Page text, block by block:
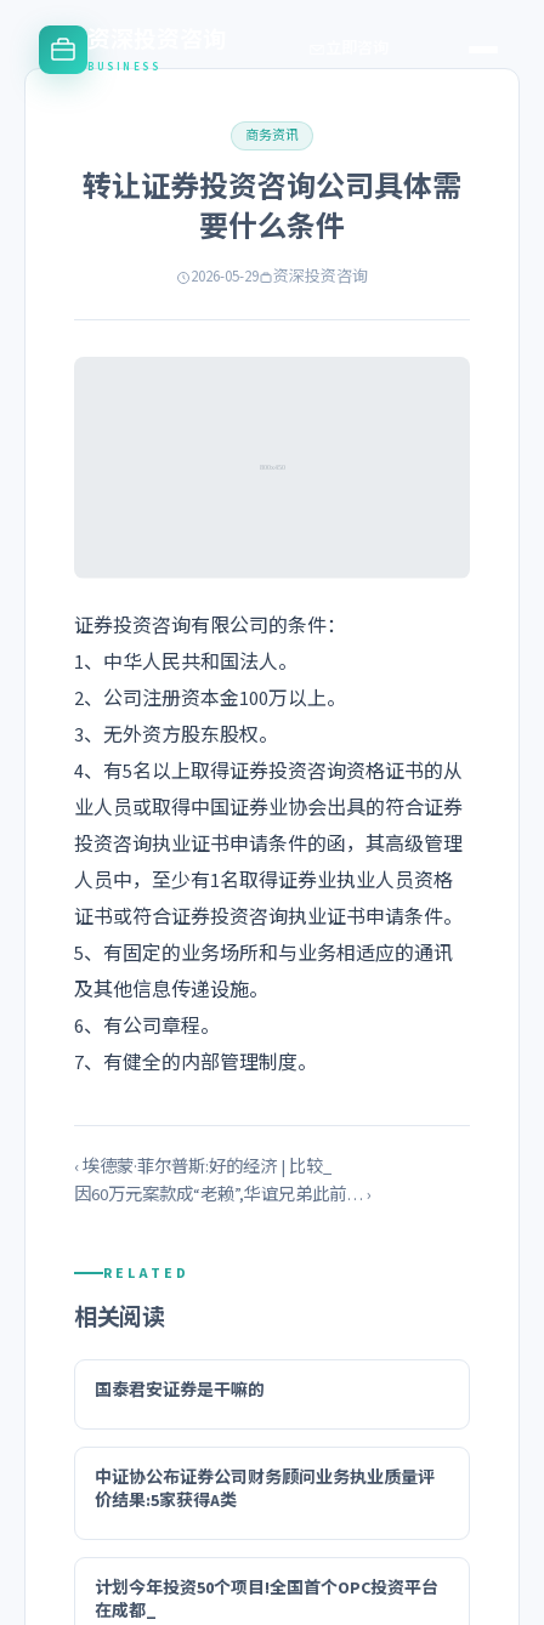
资深投资咨询
BUSINESS
商务资讯
转让证券投资咨询公司具体需
要什么条件
2026-05-29 资深投资咨询
证券投资咨询有限公司的条件：
1、中华人民共和国法人。
2、公司注册资本金100万以上。
3、无外资方股东股权。
4、有5名以上取得证券投资咨询资格证书的从
业人员或取得中国证券业协会出具的符合证券
投资咨询执业证书申请条件的函，其高级管理
人员中，至少有1名取得证券业执业人员资格
证书或符合证券投资咨询执业证书申请条件。
5、有固定的业务场所和与业务相适应的通讯
及其他信息传递设施。
6、有公司章程。
7、有健全的内部管理制度。
‹ 埃德蒙·菲尔普斯:好的经济 | 比较_
因60万元案款成“老赖”,华谊兄弟此前… ›
RELATED
相关阅读
国泰君安证券是干嘛的
中证协公布证券公司财务顾问业务执业质量评
价结果:5家获得A类
计划今年投资50个项目!全国首个OPC投资平台
在成都_